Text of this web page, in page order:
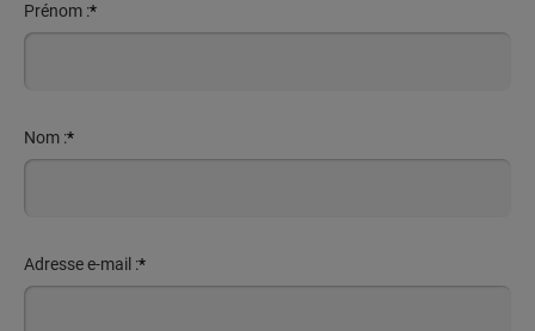
*
Prénom :
*
Nom :
*
Adresse e-mail :